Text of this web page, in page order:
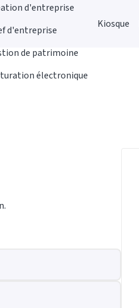
d'entreprise
d'entreprise
de patrimoine
électronique
Kiosque